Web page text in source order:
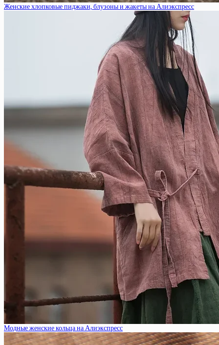
Женские хлопковые пиджаки, блузоны и жакеты на Алиэкспресс
Модные женские кольца на Алиэкспресс